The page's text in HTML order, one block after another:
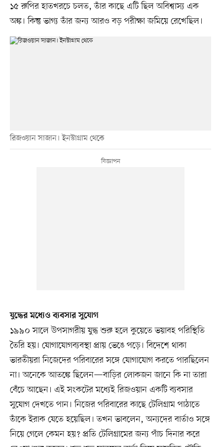
১৫ রুপির হাতখরচে চলত, তাঁর কাছে এটি ছিল অবিশ্বাস্য এক
অঙ্ক। কিন্তু ভাগ্য তাঁর জন্য আরও বড় পরীক্ষা জমিয়ে রেখেছিল।
রিজওয়ান সাজান। ইনস্টাগ্রাম থেকে
যুদ্ধের মধ্যেও ব্যবসার সুযোগ
১৯৯০ সালে উপসাগরীয় যুদ্ধ শুরু হলে কুয়েতে ভয়াবহ পরিস্থিতি
তৈরি হয়। যোগাযোগব্যবস্থা প্রায় ভেঙে পড়ে। বিদেশে থাকা
ভারতীয়রা নিজেদের পরিবারের সঙ্গে যোগাযোগ করতে পারছিলেন
না। অনেকে আতঙ্কে ছিলেন—বাড়ির লোকজন জানে কি না তারা
বেঁচে আছেন। এই সংকটের মধ্যেই রিজওয়ান একটি ব্যবসার
সুযোগ দেখতে পান। নিজের পরিবারের কাছে টেলিগ্রাম পাঠাতে
তাঁকে ইরাক যেতে হয়েছিল। তখন ভাবলেন, অন্যদের বার্তাও সঙ্গে
নিয়ে গেলে কেমন হয়? প্রতি টেলিগ্রামের জন্য পাঁচ দিনার করে